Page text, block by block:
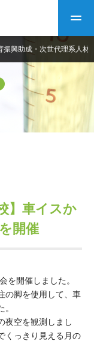
タルブック
40年史
レポート
研究助成
交流プログラ
ご質問
アーカイブ
ージ
振興助成・次世代理系人材
】車イスか
開催
を開催しました。
の脚を使用して、車
夜空を観測しまし
くっきり見える月の